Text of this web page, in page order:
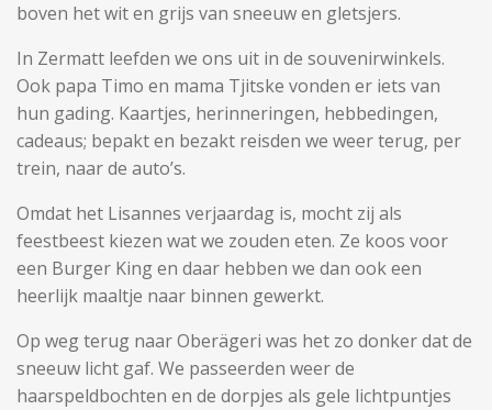
boven het wit en grijs van sneeuw en gletsjers.
In Zermatt leefden we ons uit in de souvenirwinkels.
Ook papa Timo en mama Tjitske vonden er iets van
hun gading. Kaartjes, herinneringen, hebbedingen,
cadeaus; bepakt en bezakt reisden we weer terug, per
trein, naar de auto’s.
Omdat het Lisannes verjaardag is, mocht zij als
feestbeest kiezen wat we zouden eten. Ze koos voor
een Burger King en daar hebben we dan ook een
heerlijk maaltje naar binnen gewerkt.
Op weg terug naar Oberägeri was het zo donker dat de
sneeuw licht gaf. We passeerden weer de
haarspeldbochten en de dorpjes als gele lichtpuntjes